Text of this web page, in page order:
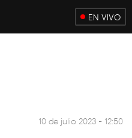
EN VIVO
10 de julio 2023 - 12:50